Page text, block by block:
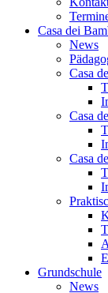
Casa dei
News
Casa
Casa
Casa
Grundschule
News